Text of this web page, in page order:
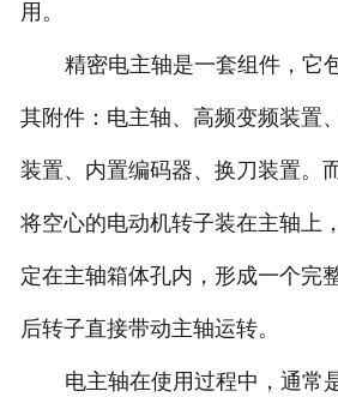
用。
精密电主轴是一套组件，它
其附件：电主轴、高频变频装置
装置、内置编码器、换刀装置。
将空心的电动机转子装在主轴上
定在主轴箱体孔内，形成一个完
后转子直接带动主轴运转。
电主轴在使用过程中，通常